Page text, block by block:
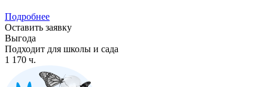
Подробнее
Оставить заявку
Выгода
Подходит для школы и сада
1 170 ч.